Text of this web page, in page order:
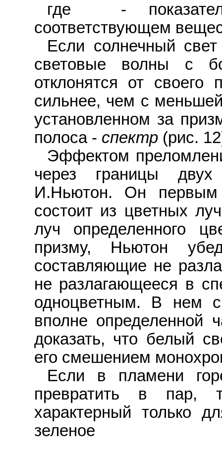
где
-
соответствующем
Если солнечный
световые волны с
отклонятся от своего
сильнее, чем с
установленном за
полоса - спектр(рис.
Эффектом
через границы
И.Ньютон. Он первым
состоит из цветных
луч определенного
призму, Ньютон
составляющие не
не разлагающееся в
одноцветным. В нем
вполне определенной
доказать, что белый
его смешением
Если в пламени
превратить в пар,
характерный только
зеленое